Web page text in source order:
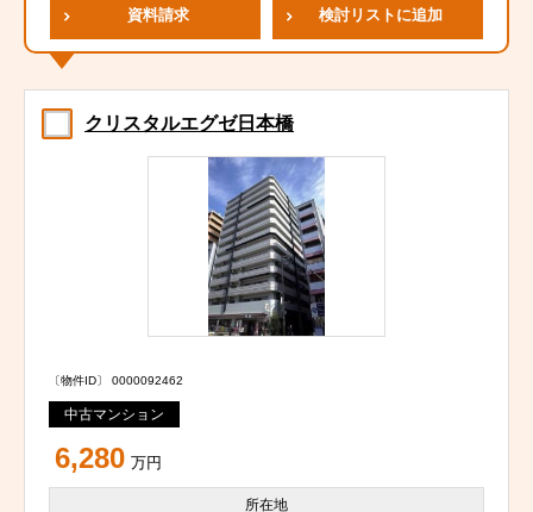
資料請求 検討リストに追加
クリスタルエグゼ日本橋
〔物件ID〕 0000092462
中古マンション
6,280 万円
所在地